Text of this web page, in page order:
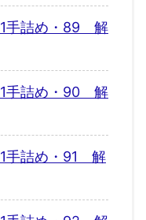
手詰め・89 解
手詰め・90 解
手詰め・91 解